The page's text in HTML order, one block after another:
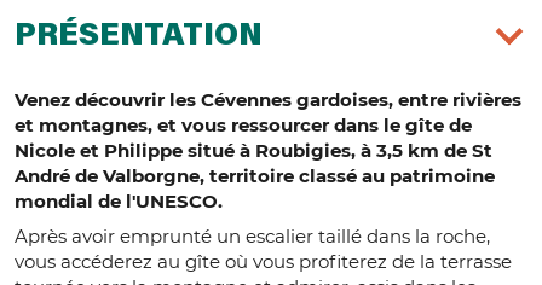
PRÉSENTATION
Venez découvrir les Cévennes gardoises, entre rivières
et montagnes, et vous ressourcer dans le gîte de
Nicole et Philippe situé à Roubigies, à 3,5 km de St
André de Valborgne, territoire classé au patrimoine
mondial de l'UNESCO.
Après avoir emprunté un escalier taillé dans la roche,
vous accéderez au gîte où vous profiterez de la terrasse